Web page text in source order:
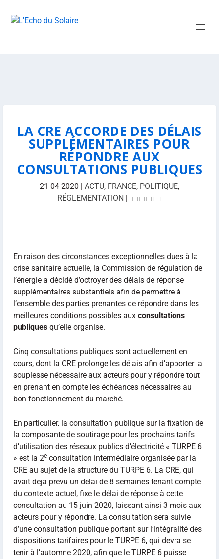
LA CRE ACCORDE DES DÉLAIS
SUPPLÉMENTAIRES POUR
RÉPONDRE AUX
CONSULTATIONS PUBLIQUES
21 04 2020 | ACTU, FRANCE, POLITIQUE,
RÉGLEMENTATION |
En raison des circonstances exceptionnelles dues à la
crise sanitaire actuelle, la Commission de régulation de
l’énergie a décidé d’octroyer des délais de réponse
supplémentaires substantiels afin de permettre à
l’ensemble des parties prenantes de répondre dans les
meilleures conditions possibles aux consultations
publiquesqu’elle organise.
Cinq consultations publiques sont actuellement en
cours, dont la CRE prolonge les délais afin d’apporter la
souplesse nécessaire aux acteurs pour y répondre tout
en prenant en compte les échéances nécessaires au
bon fonctionnement du marché.
En particulier, la consultation publique sur la fixation de
la composante de soutirage pour les prochains tarifs
d’utilisation des réseaux publics d’électricité « TURPE 6
» est la 2econsultation intermédiaire organisée par la
CRE au sujet de la structure du TURPE 6. La CRE, qui
avait déjà prévu un délai de 8 semaines tenant compte
du contexte actuel, fixe le délai de réponse à cette
consultation au 15 juin 2020, laissant ainsi 3 mois aux
acteurs pour y répondre. La consultation sera suivie
d’une consultation publique portant sur l’intégralité des
dispositions tarifaires pour le TURPE 6, qui devra se
tenir à l’automne 2020, afin que le TURPE 6 puisse